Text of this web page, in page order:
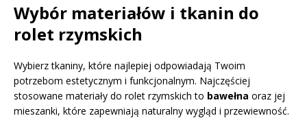
Wybór materiałów i tkanin do
rolet rzymskich
Wybierz tkaniny, które najlepiej odpowiadają Twoim
potrzebom estetycznym i funkcjonalnym. Najczęściej
stosowane materiały do rolet rzymskich to bawełna oraz jej
mieszanki, które zapewniają naturalny wygląd i przewiewność.